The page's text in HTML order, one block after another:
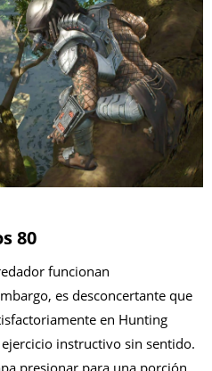
80
funcionan
es desconcertante que
en Hunting
instructivo sin sentido.
presionar para una porción